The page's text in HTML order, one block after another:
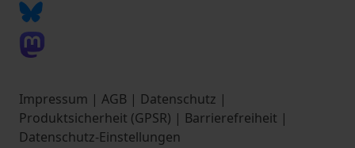
Impressum | AGB | Datenschutz |
Produktsicherheit (GPSR) | Barrierefreiheit |
Datenschutz-Einstellungen